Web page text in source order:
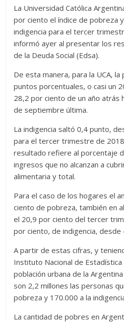
La Universidad Católica
por ciento el índice de pobreza
indigencia para el tercer
informó ayer al presentar los
de la Deuda Social (Edsa).
De esta manera, para la UCA,
puntos porcentuales, o casi un
28,2 por ciento de un año atrás
de septiembre última.
La indigencia saltó 0,4 punto,
para el tercer trimestre de
resultado refiere al porcentaje
ingresos que no alcanzan a
alimentaria y total.
Para el caso de los hogares el
ciento de pobreza, también en
el 20,9 por ciento del tercer
por ciento, de indigencia, desde
A partir de estas cifras, y
Instituto Nacional de Estadística
población urbana de la
son 2,2 millones las personas
pobreza y 170.000 a la
La cantidad de pobres en